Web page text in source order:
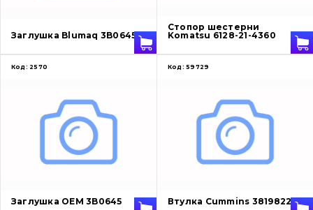
Заглушка Blumaq 3B0645
Стопор шестерни
Komatsu 6128-21-4360
Код: 2570
Заглушка OEM 3B0645
Код: 59729
Втулка Cummins 3819822